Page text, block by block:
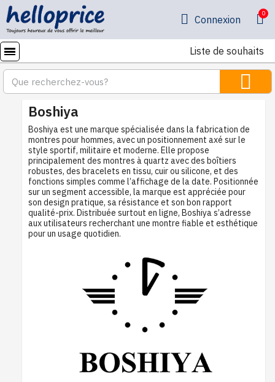
Connexion
Liste de souhaits
Boshiya
Boshiya est une marque spécialisée dans la fabrication de
montres pour hommes, avec un positionnement axé sur le
style sportif, militaire et moderne. Elle propose
principalement des montres à quartz avec des boîtiers
robustes, des bracelets en tissu, cuir ou silicone, et des
fonctions simples comme l’affichage de la date. Positionnée
sur un segment accessible, la marque est appréciée pour
son design pratique, sa résistance et son bon rapport
qualité-prix. Distribuée surtout en ligne, Boshiya s’adresse
aux utilisateurs recherchant une montre fiable et esthétique
pour un usage quotidien.